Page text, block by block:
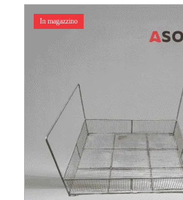
In magazzino